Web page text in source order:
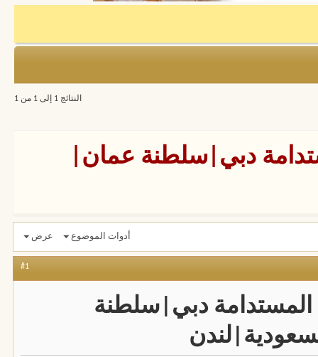
النتائج 1 إلى 1 من 1
دبي|سلطنة عمان|
أدوات الموضوع عرض
#1
المستدامة دبي|سلطنة